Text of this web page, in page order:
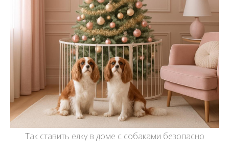
Так ставить елку в доме с собаками безопасно